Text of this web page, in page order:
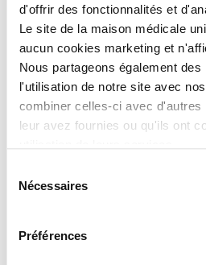
d'offrir des fonctionnalités et
Le site de la maison médicale
aucun cookies marketing et
Nous partageons également
l'utilisation de notre site avec
combiner celles-ci avec d'autres
leur avez fournies ou qu'ils ont
Nécessaires
Préférences
J'ai lu et accepte les termes et les
conditions